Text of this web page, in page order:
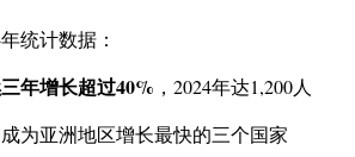
统计数据：
年增长超过40% ，2024年达1,200人
成为亚洲地区增长最快的三个国家